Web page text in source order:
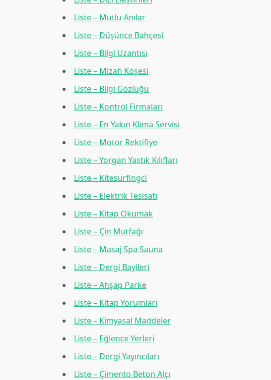
Liste – Mutlu Anılar
Liste – Düşünce Bahçesi
Liste – Bilgi Uzantısı
Liste – Mizah Köşesi
Liste – Bilgi Gözlüğü
Liste – Kontrol Firmaları
Liste – En Yakın Klima Servisi
Liste – Motor Rektifiye
Liste – Yorgan Yastık Kılıfları
Liste – Kitesurfingci
Liste – Elektrik Tesisatı
Liste – Kitap Okumak
Liste – Çin Mutfağı
Liste – Masaj Spa Sauna
Liste – Dergi Bayileri
Liste – Ahşap Parke
Liste – Kitap Yorumları
Liste – Kimyasal Maddeler
Liste – Eğlence Yerleri
Liste – Dergi Yayıncıları
Liste – Çimento Beton Alçı